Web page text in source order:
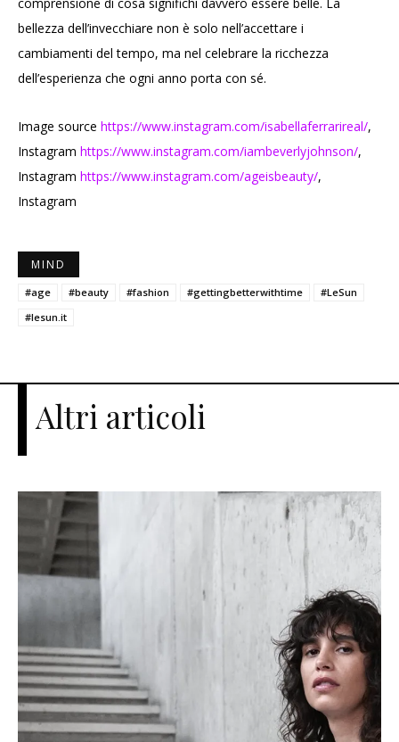
bellezza dell’invecchiare non è solo nell’accettare i
cambiamenti del tempo, ma nel celebrare la ricchezza
dell’esperienza che ogni anno porta con sé.
Image source https://www.instagram.com/isabellaferrarireal/,
Instagram https://www.instagram.com/iambeverlyjohnson/,
Instagram https://www.instagram.com/ageisbeauty/,
Instagram
MIND
#age #beauty #fashion #gettingbetterwithtime
#LeSun
#lesun.it
Altri articoli